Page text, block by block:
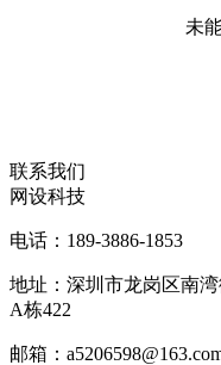
未
联系我们
网设科技
电话：189-3886-1853
地址：深圳市龙岗区南
A栋422
邮箱：